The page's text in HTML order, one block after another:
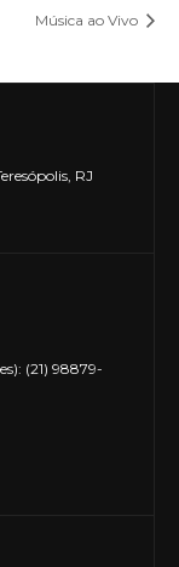
Música ao Vivo
RJ
(21) 98879-